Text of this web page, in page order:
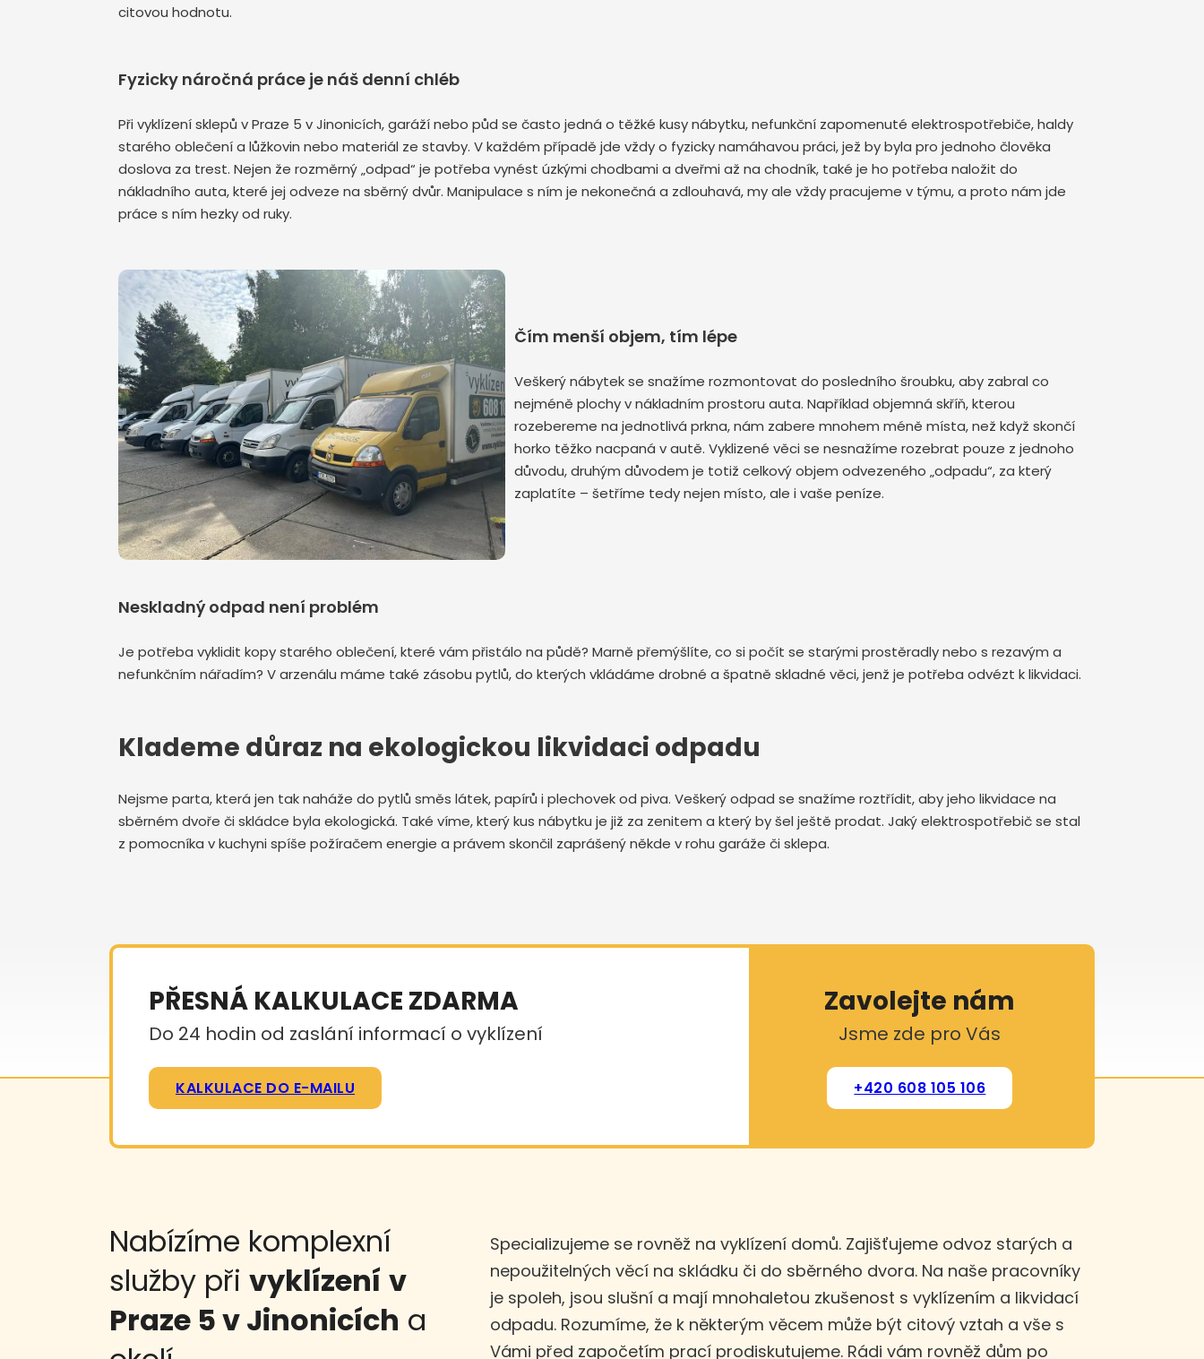
citovou hodnotu.
Fyzicky náročná práce je náš denní chléb
Při vyklízení sklepů v Praze 5 v Jinonicích, garáží nebo půd se často jedná o těžké kusy nábytku, nefunkční zapomenuté elektrospotřebiče, haldy
starého oblečení a lůžkovin nebo materiál ze stavby. V každém případě jde vždy o fyzicky namáhavou práci, jež by byla pro jednoho člověka
doslova za trest. Nejen že rozměrný „odpad“ je potřeba vynést úzkými chodbami a dveřmi až na chodník, také je ho potřeba naložit do
nákladního auta, které jej odveze na sběrný dvůr. Manipulace s ním je nekonečná a zdlouhavá, my ale vždy pracujeme v týmu, a proto nám jde
práce s ním hezky od ruky.
Čím menší objem, tím lépe
Veškerý nábytek se snažíme rozmontovat do posledního šroubku, aby zabral co
nejméně plochy v nákladním prostoru auta. Například objemná skříň, kterou
rozebereme na jednotlivá prkna, nám zabere mnohem méně místa, než když skončí
horko těžko nacpaná v autě. Vyklizené věci se nesnažíme rozebrat pouze z jednoho
důvodu, druhým důvodem je totiž celkový objem odvezeného „odpadu“, za který
zaplatíte – šetříme tedy nejen místo, ale i vaše peníze.
Neskladný odpad není problém
Je potřeba vyklidit kopy starého oblečení, které vám přistálo na půdě? Marně přemýšlíte, co si počít se starými prostěradly nebo s rezavým a
nefunkčním nářadím? V arzenálu máme také zásobu pytlů, do kterých vkládáme drobné a špatně skladné věci, jenž je potřeba odvézt k likvidaci.
Klademe důraz na ekologickou likvidaci odpadu
Nejsme parta, která jen tak naháže do pytlů směs látek, papírů i plechovek od piva. Veškerý odpad se snažíme roztřídit, aby jeho likvidace na
sběrném dvoře či skládce byla ekologická. Také víme, který kus nábytku je již za zenitem a který by šel ještě prodat. Jaký elektrospotřebič se stal
z pomocníka v kuchyni spíše požíračem energie a právem skončil zaprášený někde v rohu garáže či sklepa.
PŘESNÁ KALKULACE ZDARMA
Do 24 hodin od zaslání informací o vyklízení
KALKULACE DO E-MAILU
Zavolejte nám
Jsme zde pro Vás
+420 608 105 106
Nabízíme komplexní
služby při vyklízení v
Praze 5 v Jinonicích a
Specializujeme se rovněž na vyklízení domů. Zajišťujeme odvoz starých a
nepoužitelných věcí na skládku či do sběrného dvora. Na naše pracovníky
je spoleh, jsou slušní a mají mnohaletou zkušenost s vyklízením a likvidací
odpadu. Rozumíme, že k některým věcem může být citový vztah a vše s
Vámi před započetím prací prodiskutujeme. Rádi vám rovněž dům po
Odeslat zprávu